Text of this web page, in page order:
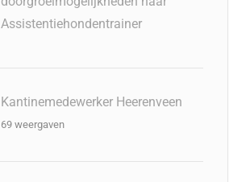
Assistentiehondentrainer
Kantinemedewerker Heerenveen
69 weergaven